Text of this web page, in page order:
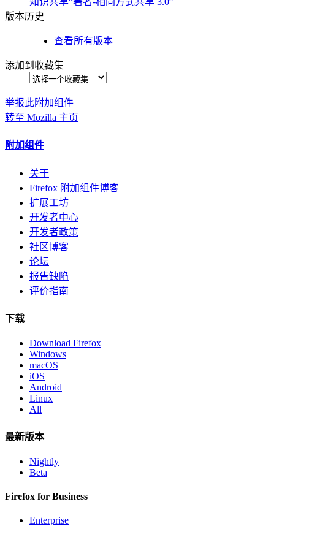
版本历史
查看所有版本
添加到收藏集
举报此附加组件
转至 Mozilla 主页
附加组件
关于
Firefox 附加组件博客
扩展工坊
开发者中心
开发者政策
社区博客
论坛
报告缺陷
评价指南
下载
Download Firefox
Windows
macOS
iOS
Android
Linux
All
最新版本
Nightly
Beta
Firefox for Business
Enterprise